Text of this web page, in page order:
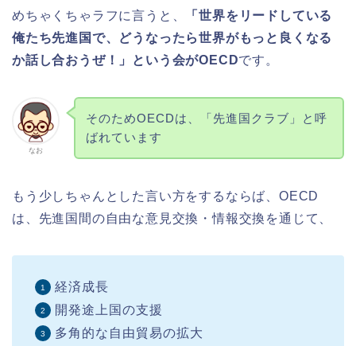
めちゃくちゃラフに言うと、
「世界をリードしている
俺たち先進国で、どうなったら世界がもっと良くなる
か話し合おうぜ！」という会がOECDです。
なお
そのためOECDは、「先進国クラブ」と呼
ばれています
もう少しちゃんとした言い方をするならば、OECD
は、先進国間の自由な意見交換・情報交換を通じて、
経済成長
開発途上国の支援
多角的な自由貿易の拡大